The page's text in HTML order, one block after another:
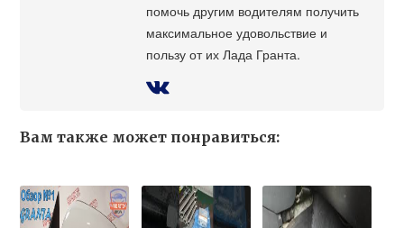
помочь другим водителям получить
максимальное удовольствие и
пользу от их Лада Гранта.
Вам также может понравиться: